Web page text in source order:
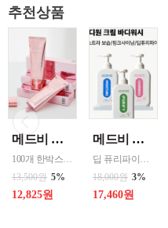
추천상품
메드비 원더핏 비비 13호 50ml
13,500원 5%
12,825원
메드비 엠디-원 바디워시 바디클렌져 500ml 3종 선택
18,000원 3%
17,460원